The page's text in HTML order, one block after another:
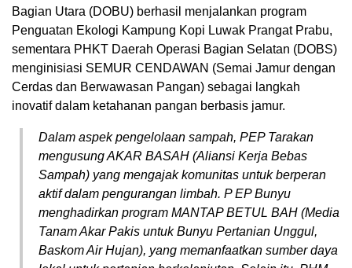
Bagian Utara (DOBU) berhasil menjalankan program
Penguatan Ekologi Kampung Kopi Luwak Prangat Prabu,
sementara PHKT Daerah Operasi Bagian Selatan (DOBS)
menginisiasi SEMUR CENDAWAN (Semai Jamur dengan
Cerdas dan Berwawasan Pangan) sebagai langkah
inovatif dalam ketahanan pangan berbasis jamur.
Dalam aspek pengelolaan sampah, PEP Tarakan
mengusung AKAR BASAH (Aliansi Kerja Bebas
Sampah) yang mengajak komunitas untuk berperan
aktif dalam pengurangan limbah. P EP Bunyu
menghadirkan program MANTAP BETUL BAH (Media
Tanam Akar Pakis untuk Bunyu Pertanian Unggul,
Baskom Air Hujan), yang memanfaatkan sumber daya